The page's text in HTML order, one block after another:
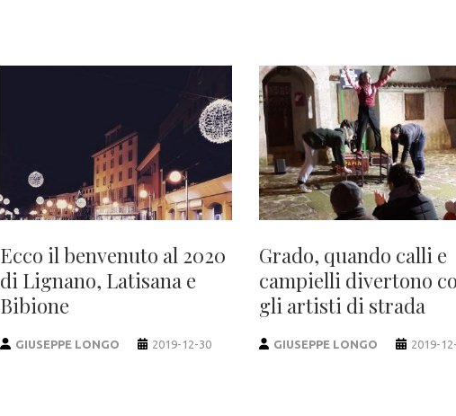
Ecco il benvenuto al 2020
di Lignano, Latisana e
Bibione
GIUSEPPE LONGO 2019-12-30
Grado, quando calli e
campielli divertono
gli artisti di strada
GIUSEPPE LONGO 2019-